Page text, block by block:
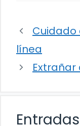
Cuidado
línea
Extrañar